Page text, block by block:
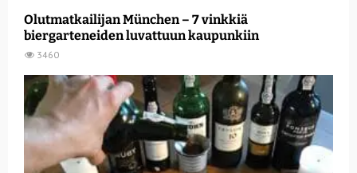
Olutmatkailijan München – 7 vinkkiä
biergarteneiden luvattuun kaupunkiin
3460